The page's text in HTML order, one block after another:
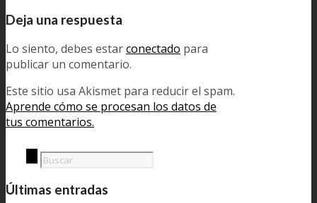
Deja una respuesta
Lo siento, debes estarconectado para
publicar un comentario.
Este sitio usa Akismet para reducir el spam.
Aprende cómo se procesan los datos de
tus comentarios.
Últimas entradas